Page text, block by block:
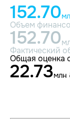
152.70
Объем
152.70
Фактический
Общая оценка
22.73млн